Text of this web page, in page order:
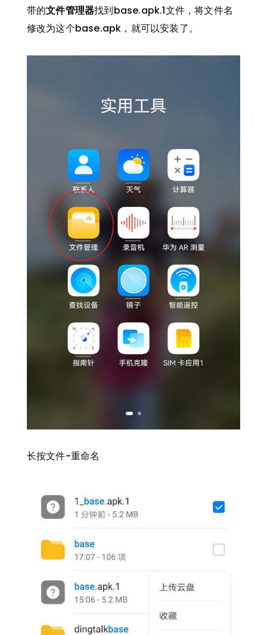
带的文件管理器找到base.apk.1文件，将文件名
修改为这个base.apk，就可以安装了。
长按文件-重命名